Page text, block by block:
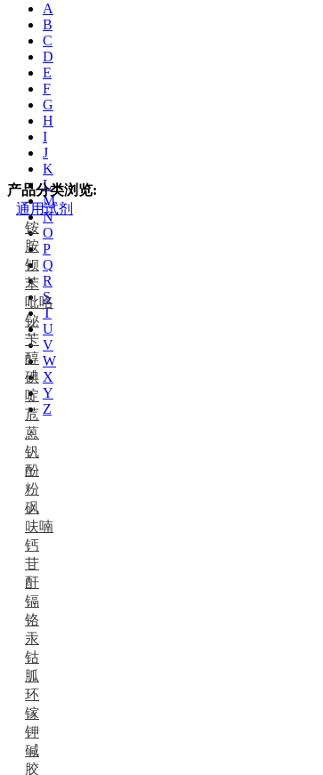
A
B
C
D
E
F
G
H
I
J
K
L
M
N
O
P
Q
R
S
T
U
V
W
X
Y
Z
产品分类浏览:
通用试剂
铵
胺
钡
苯
吡咯
铋
苄
醇
碘
啶
苊
蒽
钒
酚
粉
砜
呋喃
钙
苷
酐
镉
铬
汞
钴
胍
环
镓
钾
碱
胶